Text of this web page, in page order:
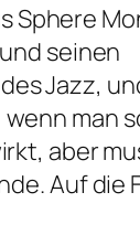
und seinen
Jazz,
man
aber
Auf die